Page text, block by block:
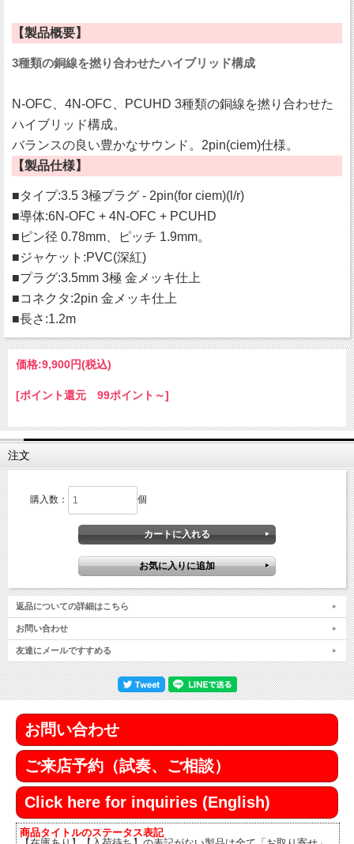
【製品概要】
3種類の銅線を撚り合わせたハイブリッド構成
N-OFC、4N-OFC、PCUHD 3種類の銅線を撚り合わせた
ハイブリッド構成。
バランスの良い豊かなサウンド。2pin(ciem)仕様。
【製品仕様】
■タイプ:3.5 3極プラグ - 2pin(for ciem)(l/r)
■導体:6N-OFC + 4N-OFC + PCUHD
■ピン径 0.78mm、ピッチ 1.9mm。
■ジャケット:PVC(深紅)
■プラグ:3.5mm 3極 金メッキ仕上
■コネクタ:2pin 金メッキ仕上
■長さ:1.2m
価格:9,900円(税込)
[ポイント還元 99ポイント～]
注文
購入数： 個
返品についての詳細はこちら
お問い合わせ
友達にメールですすめる
お問い合わせ
ご来店予約（試奏、ご相談）
Click here for inquiries (English)
商品タイトルのステータス表記